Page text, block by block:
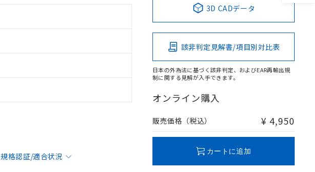
規格認証/適合状況
3D CADデータ
該非判定見解書/項目別対比表
日本の外為法に基づく該非判定、およびEAR再輸出規
制に関する見解が入手できます。
オンライン購入
販売価格（税込） ¥ 4,950
カートに追加